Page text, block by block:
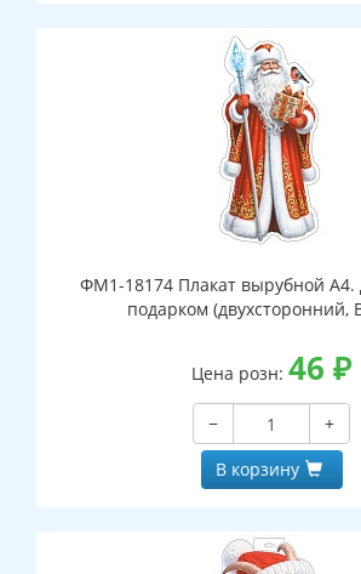
ФМ1-18174 Плакат вырубной А4.
подарком (двухсторонний,
Цена розн: 46 ₽
−
+
В корзину